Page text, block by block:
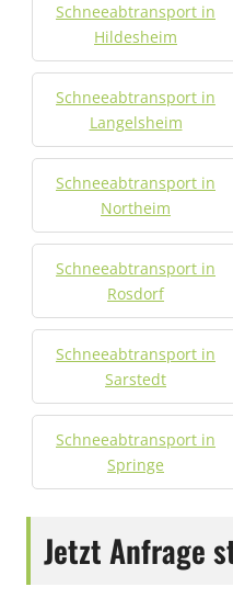
Schneeabtransport in
Hildesheim
Schneeabtransport in
Langelsheim
Schneeabtransport in
Northeim
Schneeabtransport in
Rosdorf
Schneeabtransport in
Sarstedt
Schneeabtransport in
Springe
Jetzt Anfrage